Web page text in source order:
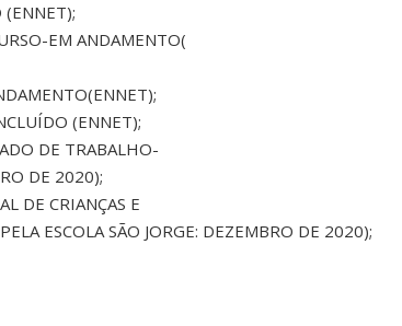
(ENNET);
EM ANDAMENTO(
(ENNET);
DE TRABALHO-
DE 2020);
DE CRIANÇAS E
ESCOLA SÃO JORGE: DEZEMBRO DE 2020);